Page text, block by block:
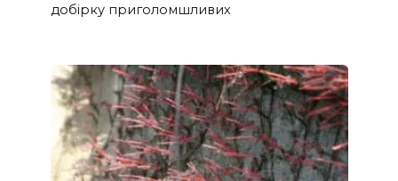
добірку приголомшливих